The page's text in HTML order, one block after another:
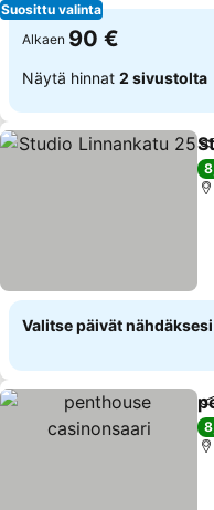
Suosittu valinta
Alkaen 90 €
Näytä hinnat 2 sivustolta
Valitse päivät